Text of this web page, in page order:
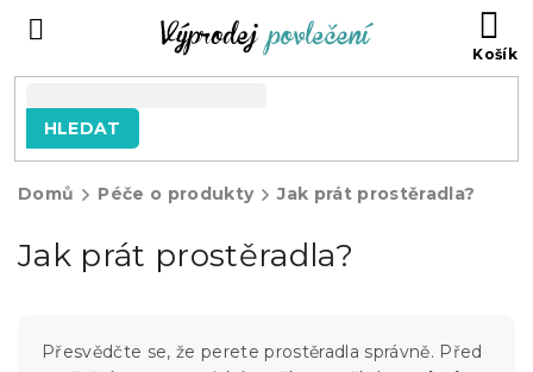
HLEDAT
Domů Péče o produkty Jak prát prostěradla?
Jak prát prostěradla?
Přesvědčte se, že perete prostěradla správně. Před